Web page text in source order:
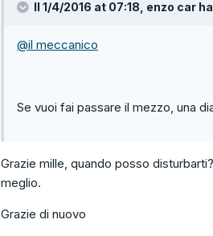
Il 1/4/2016 at 07:18, enzo car
@il meccanico
Se vuoi fai passare il mezzo, una
Grazie mille, quando posso
meglio.
Grazie di nuovo